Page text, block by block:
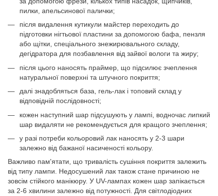
пилки, апельсинової палички;
після видалення кутикули майстер переходить до
підготовки нігтьової пластини за допомогою бафа, пензля
або щітки, спеціального знежирювального складу,
дегідратора для позбавлення від зайвої вологи та жиру;
після цього наносять праймер, що підсилює зчеплення
натуральної поверхні та штучного покриття;
далі знадобляться база, гель-лак і топовий склад у
відповідній послідовності;
кожен наступний шар підсушують у лампі, водночас липкий
шар видаляти не рекомендується для кращого зчеплення;
у разі потреби кольоровий лак наносять у 2-3 шари
залежно від бажаної насиченості кольору.
Важливо пам'ятати, що тривалість сушіння покриття залежить
від типу лампи. Недосушений лак також стане причиною не
зовсім стійкого манікюру. У UV-лампах кожен шар запікається
за 2-6 хвилини залежно від потужності. Для світлодіодних